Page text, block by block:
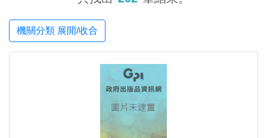
機關分類 展開/收合